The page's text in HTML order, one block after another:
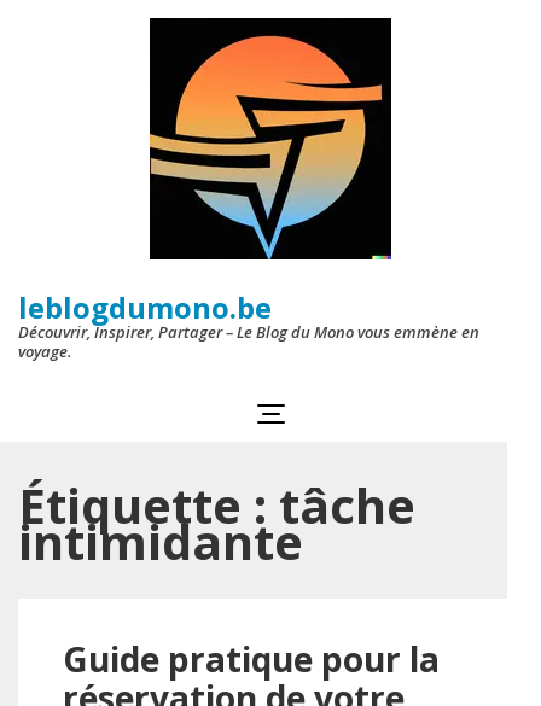
leblogdumono.be
Découvrir, Inspirer, Partager – Le Blog du Mono vous emmène en
voyage.
Étiquette : tâche
intimidante
Guide pratique pour la